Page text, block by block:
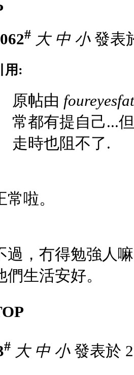
# 大 中 小發表
用:
原帖由
常都有提自己...
走時也阻不了.
常啦。
過，冇得勉強人
們生活安好。
# 大 中 小發表於